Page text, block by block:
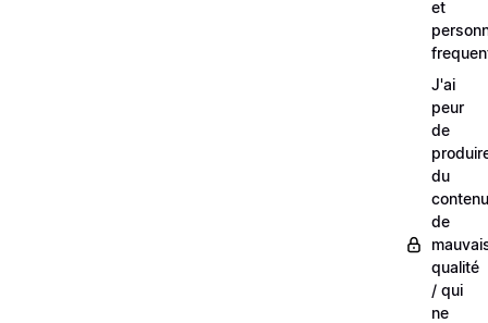
et
J'ai
peur
de
du
contenu
de
qualité
/ qui
ne